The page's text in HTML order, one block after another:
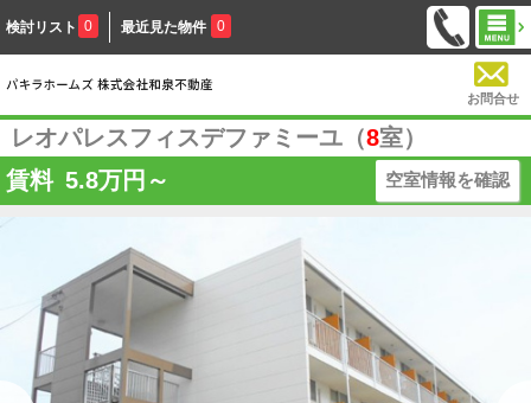
検討リスト 0 最近見た物件 0
お問合せ
レオパレスフィスデファミーユ（8室）
賃料 5.8万円～ 空室情報を確認